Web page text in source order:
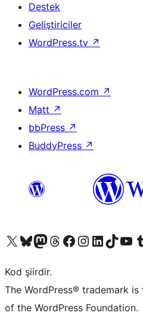
Destek
Geliştiriciler
WordPress.tv ↗
WordPress.com ↗
Matt ↗
bbPress ↗
BuddyPress ↗
X (eski Twitter) hesabımıza bakın
Bluesky hesabımızı ziyaret edinMastodon hesabımızı ziyaret edinThreads hesabımızı ziyaret edinFacebook sayfamızı ziyaret edinInstagram hesabımızı ziyaret edinLinkedIn hesabımızı ziyaret edinTikTok hesabımızı ziyaret edinYouTube kanalımızı ziyaret edin
Kod şiirdir.
The WordPress® trademark
of the WordPress Foundation.